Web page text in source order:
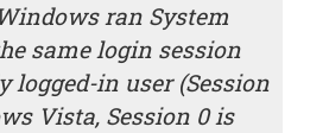
ran System
same login session
logged-in user (Session
Vista, Session 0 is